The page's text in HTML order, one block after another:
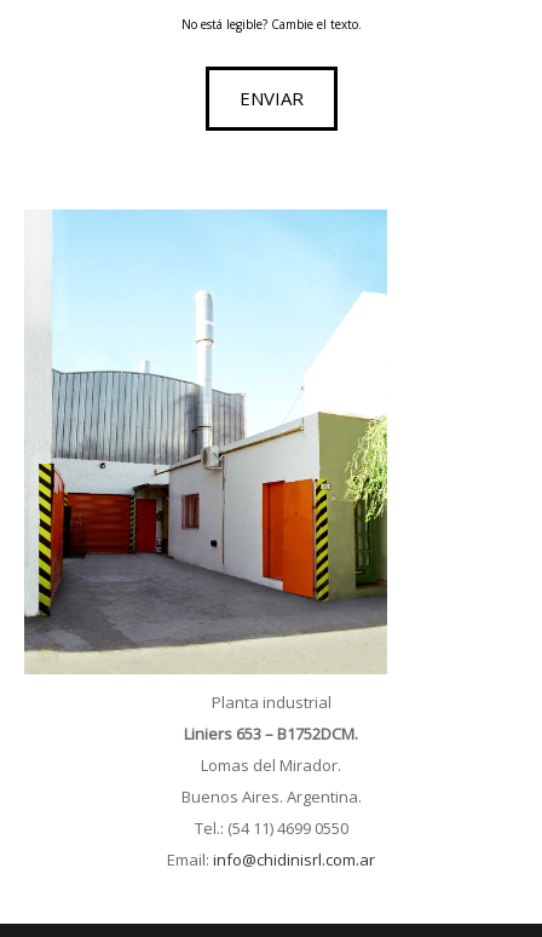
No está legible? Cambie el texto.
ENVIAR
Planta industrial
Liniers 653 – B1752DCM.
Lomas del Mirador.
Buenos Aires. Argentina.
Tel.: (54 11) 4699 0550
Email: info@chidinisrl.com.ar